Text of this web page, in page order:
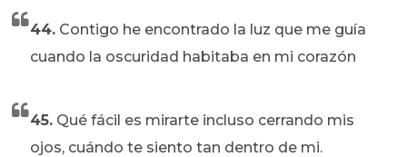
44. Contigo he encontrado la luz que me guía
cuando la oscuridad habitaba en mi corazón
45. Qué fácil es mirarte incluso cerrando mis
ojos, cuándo te siento tan dentro de mi.